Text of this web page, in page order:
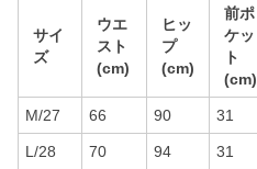
サイ
ズ
ウエ
スト
(cm)
ヒッ
プ
(cm)
前ポ
ケッ
ト
(cm)
M/27 66 90 31
L/28 70 94 31